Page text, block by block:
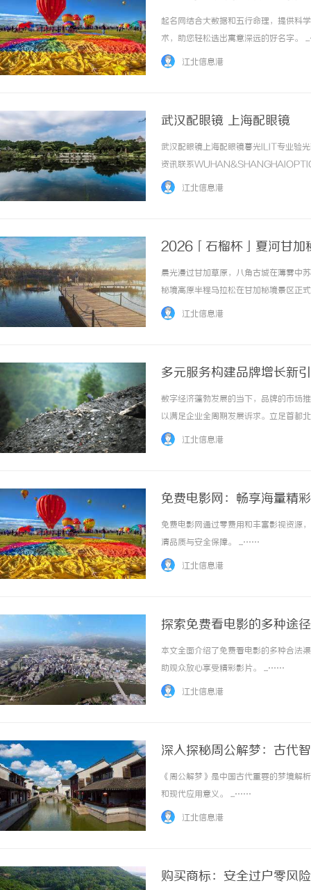
起名网结合大数据和五行命理，提供科
术，助您轻松选出寓意深远的好名字。
江北信息港
武汉配眼镜 上海配眼镜
武汉配眼镜上海配眼镜暮光ILIT专业验
资讯联系
品牌，现于武汉与上海设有4家门店。
江北信息港
2026「石榴杯」夏河甘加
晨光漫过甘加草原，八角古城在薄雾中
秘境高原半程马拉松在甘加秘境景区正
丈量秘境之美，以奔跑致敬自然之力，
江北信息港
多元服务构建品牌增长新
数字经济蓬勃发展的当下，品牌的市场
以满足企业全周期发展诉求。立足首都
划、广告传媒、会展落地、市场调研、
江北信息港
免费电影网：畅享海量精
免费电影网通过零费用和丰富影视资源
清品质与安全保障。 ...……
江北信息港
探索免费看电影的多种途
本文全面介绍了免费看电影的多种合法
助观众放心享受精彩影片。 ...……
江北信息港
深入探秘周公解梦：古代
《周公解梦》是中国古代重要的梦境解
和现代应用意义。 ...……
江北信息港
购买商标：安全过户零风险